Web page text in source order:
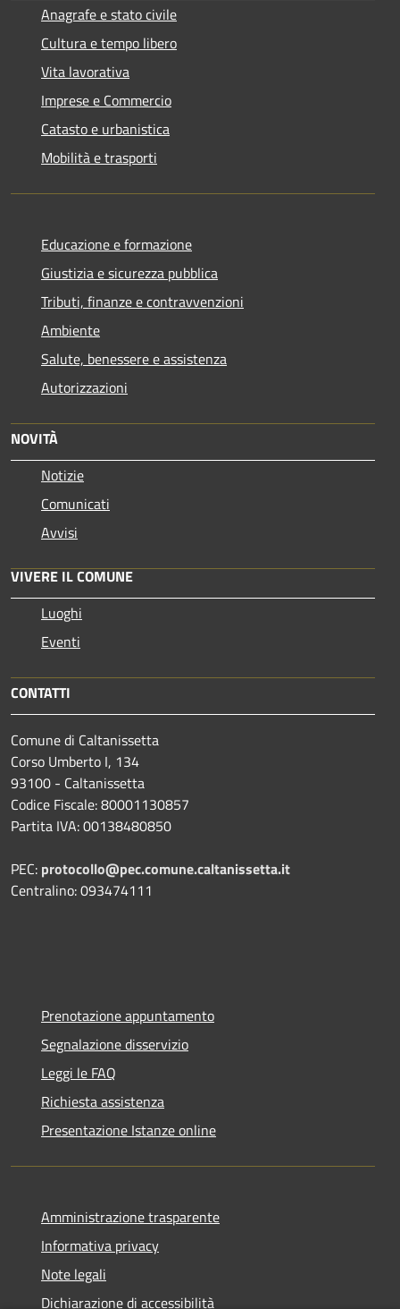
Anagrafe e stato civile
Cultura e tempo libero
Vita lavorativa
Imprese e Commercio
Catasto e urbanistica
Mobilità e trasporti
Educazione e formazione
Giustizia e sicurezza pubblica
Tributi, finanze e contravvenzioni
Ambiente
Salute, benessere e assistenza
Autorizzazioni
NOVITÀ
Notizie
Comunicati
Avvisi
VIVERE IL COMUNE
Luoghi
Eventi
CONTATTI
Comune di Caltanissetta
Corso Umberto I, 134
93100 - Caltanissetta
Codice Fiscale: 80001130857
Partita IVA: 00138480850
PEC: protocollo@pec.comune.caltanissetta.it
Centralino: 093474111
Prenotazione appuntamento
Segnalazione disservizio
Leggi le FAQ
Richiesta assistenza
Presentazione Istanze online
Amministrazione trasparente
Informativa privacy
Note legali
Dichiarazione di accessibilità